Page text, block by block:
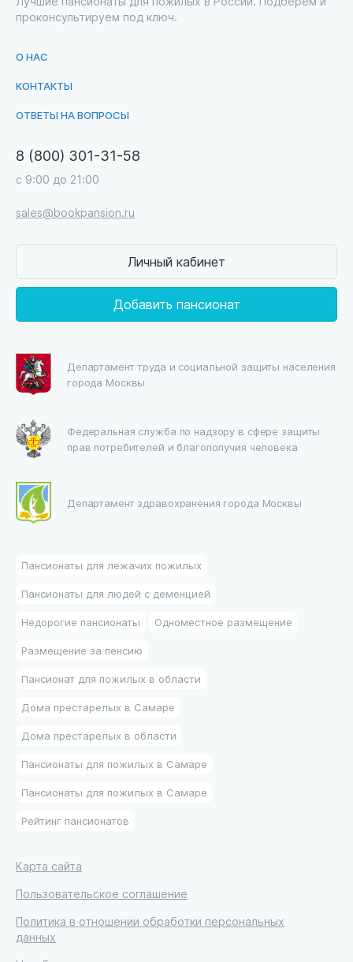
проконсультируем под ключ.
О НАС
КОНТАКТЫ
ОТВЕТЫ НА ВОПРОСЫ
8 (800) 301-31-58
с 9:00 до 21:00
sales@bookpansion.ru
Личный кабинет
Добавить пансионат
Департамент труда и социальной защиты населения
города Москвы
Федеральная служба по надзору в сфере защиты
прав потребителей и благополучия человека
Департамент здравохранения города Москвы
Пансионаты для лежачих пожилых
Пансионаты для людей с деменцией
Недорогие пансионаты Одноместное размещение
Размещение за пенсию
Пансионат для пожилых в области
Дома престарелых в Самаре
Дома престарелых в области
Пансионаты для пожилых в Самаре
Пансионаты для пожилых в Самаре
Рейтинг пансионатов
Карта сайта
Пользовательское соглашение
Политика в отношении обработки персональных
данных